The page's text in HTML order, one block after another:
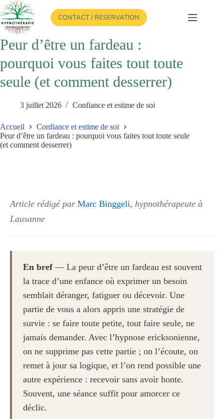
Passer
au
contenu
CONTACT / RESERVATION
Peur d’être un fardeau :
pourquoi vous faites tout toute
seule (et comment desserrer)
3 juillet 2026 Confiance et estime de soi
Accueil
Confiance et estime de soi
Peur d’être un fardeau : pourquoi vous faites tout toute seule
(et comment desserrer)
Article rédigé par Marc Binggeli, hypnothérapeute à
Lausanne
En bref— La peur d’être un fardeau est souvent
la trace d’une enfance où exprimer un besoin
semblait déranger, fatiguer ou décevoir. Une
partie de vous a alors appris une stratégie de
survie : se faire toute petite, tout faire seule, ne
jamais demander. Avec l’hypnose ericksonienne,
on ne supprime pas cette partie ; on l’écoute, on
remet à jour sa logique, et l’on rend possible une
autre expérience : recevoir sans avoir honte.
Souvent, une séance suffit pour amorcer ce
déclic.